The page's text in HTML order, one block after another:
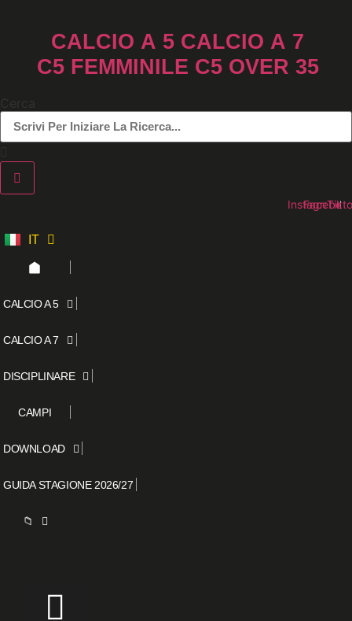
contenutoCALCIO A 5 CALCIO A 7
C5 FEMMINILE C5 OVER 35
Cerca
Instagram
IT
ES
CALCIO A 5
CALCIO A 7
DISCIPLINARE
CAMPI
DOWNLOAD
GUIDA STAGIONE 2026/27
📁